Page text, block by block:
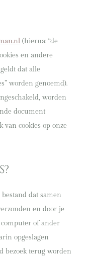
(hierna: “de
en andere
dat alle
worden genoemd).
worden
document
cookies op onze
dat samen
en door je
of ander
opgeslagen
bezoek terug worden